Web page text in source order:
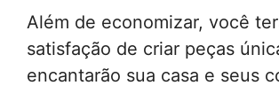
Além de economizar, você
satisfação de criar peças
encantarão sua casa e seus